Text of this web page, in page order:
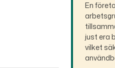
En
just era
vilket